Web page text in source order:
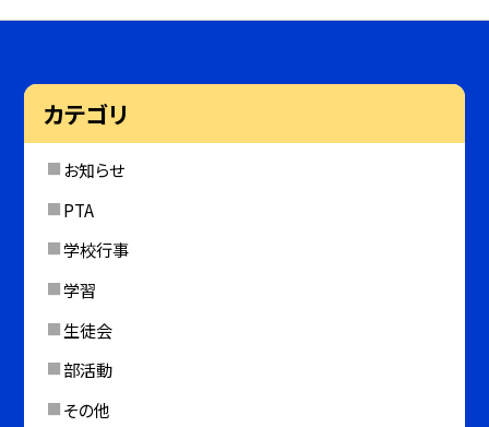
カテゴリ
お知らせ
PTA
学校行事
学習
生徒会
部活動
その他